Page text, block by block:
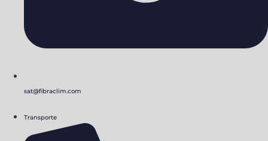
sat@fibraclim.com
Transporte